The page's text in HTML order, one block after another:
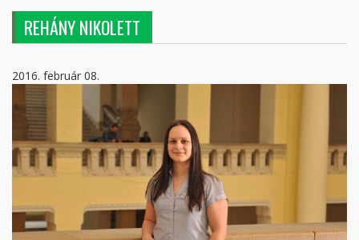
REHÁNY NIKOLETT
2016. február 08.